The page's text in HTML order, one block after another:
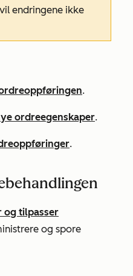
endringene ikke
.
ordreegenskaper.
.
og tilpasser
og spore